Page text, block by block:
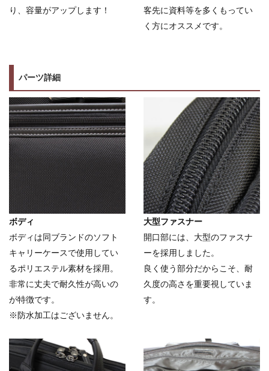
り、容量がアップします！
客先に資料等を多くもってい
く方にオススメです。
パーツ詳細
ボディ
ボディは同ブランドのソフト
キャリーケースで使用してい
るポリエステル素材を採用。
非常に丈夫で耐久性が高いの
が特徴です。
※防水加工はございません。
大型ファスナー
開口部には、大型のファスナ
ーを採用しました。
良く使う部分だからこそ、耐
久度の高さを重要視していま
す。